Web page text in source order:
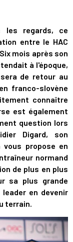
les regards, ce
entre le HAC
mois après son
à l'époque,
de retour au
franco-slovène
connaître
est également
question lors
Digard, son
propose en
normand
de plus en plus
sa plus grande
en devenir
terrain.